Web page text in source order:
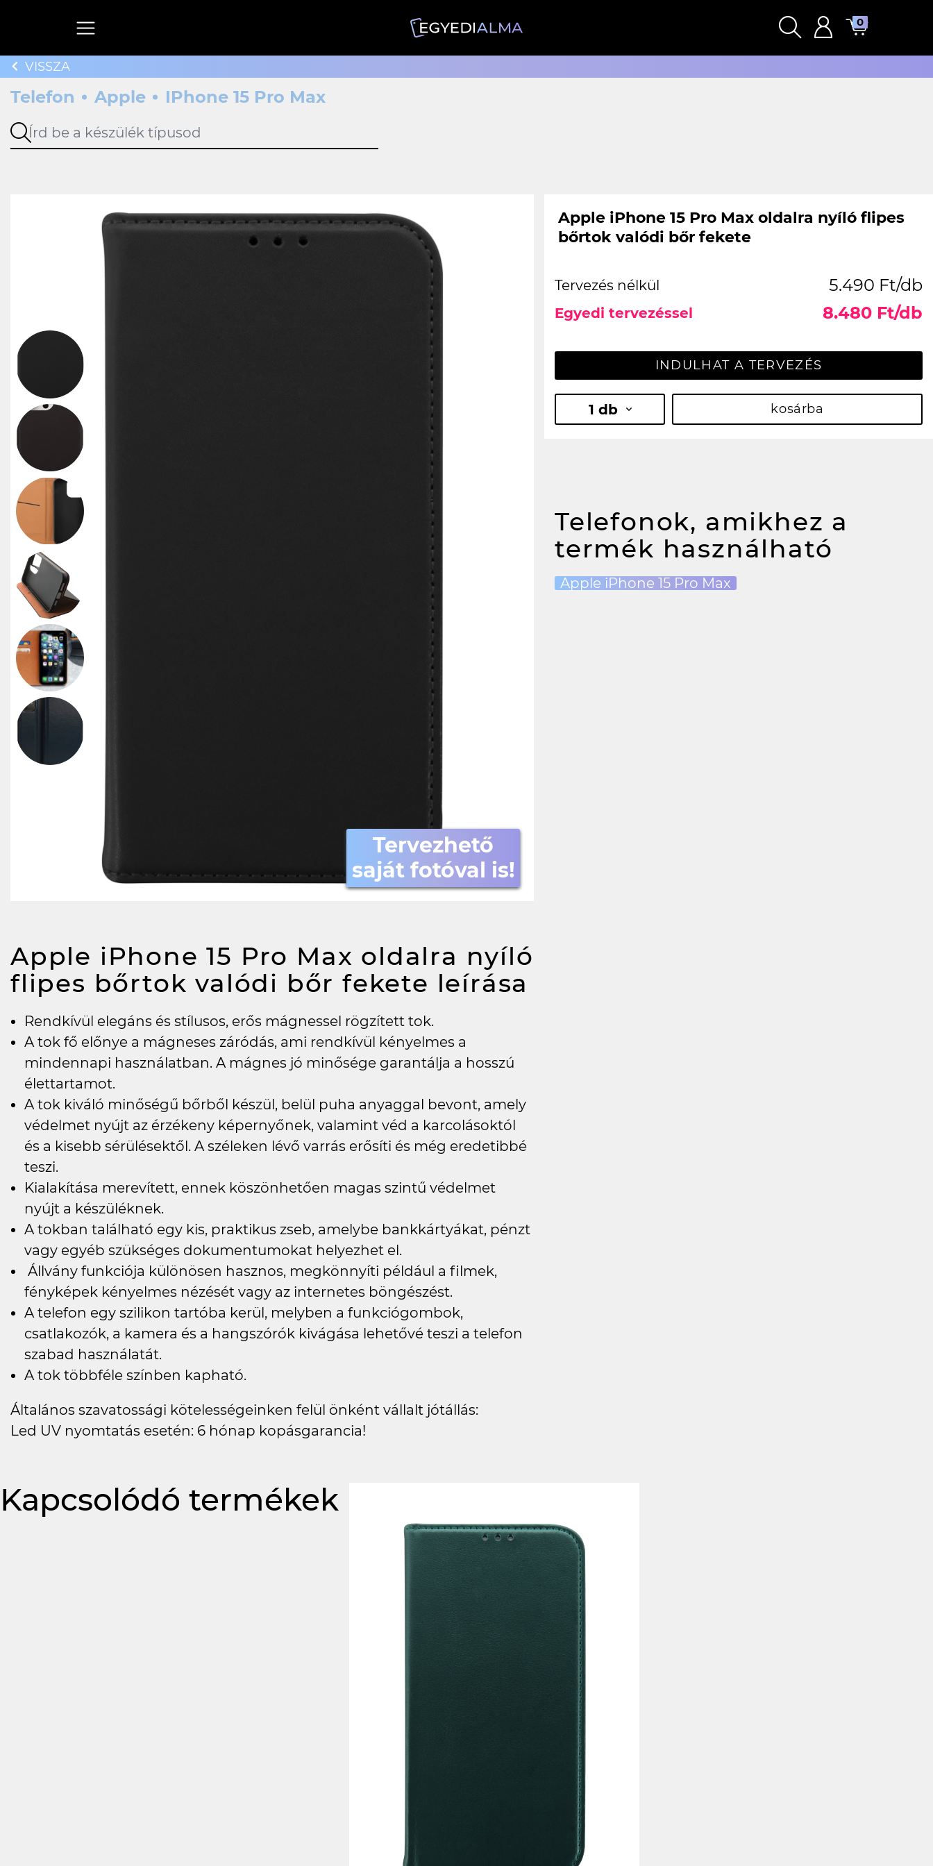
0
VISSZA
Telefon Apple IPhone 15 Pro Max
Tervezhető
saját fotóval is!
Apple iPhone 15 Pro Max oldalra nyíló
flipes bőrtok valódi bőr fekete leírása
Rendkívül elegáns és stílusos, erős mágnessel rögzített tok.
A tok fő előnye a mágneses záródás, ami rendkívül kényelmes a
mindennapi használatban. A mágnes jó minősége garantálja a hosszú
élettartamot.
A tok kiváló minőségű bőrből készül, belül puha anyaggal bevont, amely
védelmet nyújt az érzékeny képernyőnek, valamint véd a karcolásoktól
és a kisebb sérülésektől. A széleken lévő varrás erősíti és még eredetibbé
teszi.
Kialakítása merevített, ennek köszönhetően magas szintű védelmet
nyújt a készüléknek.
A tokban található egy kis, praktikus zseb, amelybe bankkártyákat, pénzt
vagy egyéb szükséges dokumentumokat helyezhet el.
Állvány funkciója különösen hasznos, megkönnyíti például a filmek,
fényképek kényelmes nézését vagy az internetes böngészést.
A telefon egy szilikon tartóba kerül, melyben a funkciógombok,
csatlakozók, a kamera és a hangszórók kivágása lehetővé teszi a telefon
szabad használatát.
A tok többféle színben kapható.
Általános szavatossági kötelességeinken felül önként vállalt jótállás:
Led UV nyomtatás esetén: 6 hónap kopásgarancia!
Apple iPhone 15 Pro Max oldalra nyíló flipes
bőrtok valódi bőr fekete
Tervezés nélkül 5.490 Ft/db
Egyedi tervezéssel 8.480 Ft/db
INDULHAT A TERVEZÉS
1 db kosárba
Telefonok, amikhez a
termék használható
Apple iPhone 15 Pro Max
Kapcsolódó termékek